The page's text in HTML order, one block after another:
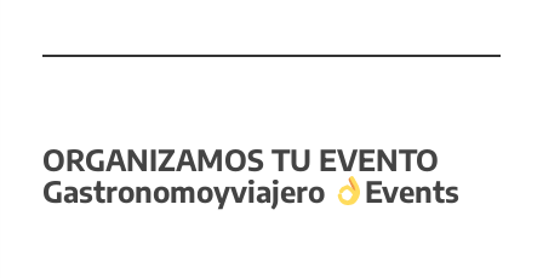
ORGANIZAMOS TU EVENTO
Gastronomoyviajero
Events